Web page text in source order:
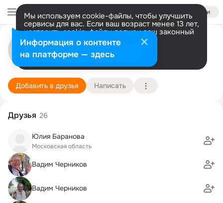
Войти
Мы используем cookie-файлы, чтобы улучшить
сервисы для вас. Если ваш возраст менее 13 лет,
настроить cookie-файлы должен ваш законный
представитель. Больше информации
Разрешить все Настроить
Cepгeй Чepникoв
Мocквa 23 мая (50 лет)
Подробнее
Добавить в друзья Написать
Друзья 26
Юлия Баранова
Московская область
Вадим Черников
Вадим Черников
Информация о контенте
на платформе — здесь